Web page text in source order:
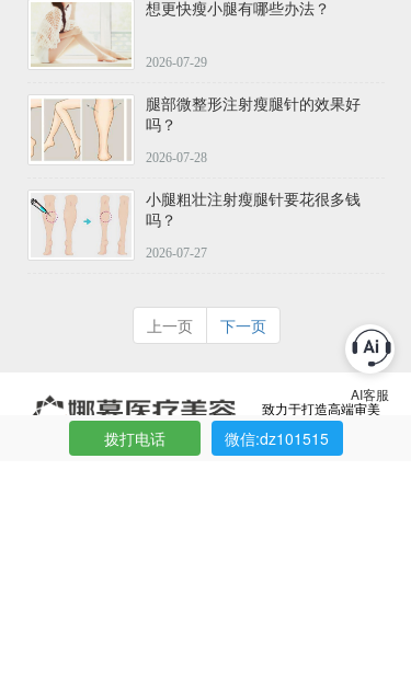
想更快瘦小腿有哪些办法？
2026-07-29
腿部微整形注射瘦腿针的效果好
吗？
2026-07-28
小腿粗壮注射瘦腿针要花很多钱
吗？
2026-07-27
上一页 下一页
致力于打造高端审美
提供个性化定制方案
拨打电话 微信:dz101515